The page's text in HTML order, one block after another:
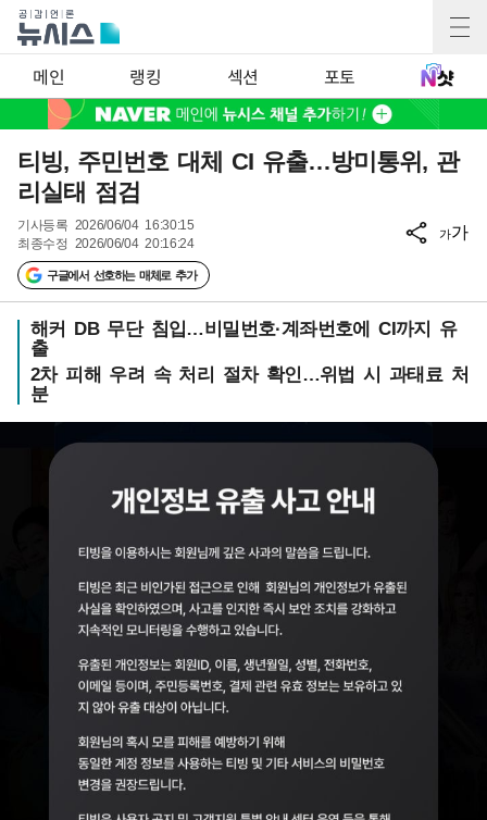
메인 랭킹 섹션 포토
티빙, 주민번호 대체 CI 유출…방미통위, 관
리실태 점검
기사등록 2026/06/04 16:30:15
최종수정 2026/06/04 20:16:24
구글에서 선호하는 매체로 추가
가가
해커 DB 무단 침입…비밀번호·계좌번호에 CI까지 유
출
2차 피해 우려 속 처리 절차 확인…위법 시 과태료 처
분